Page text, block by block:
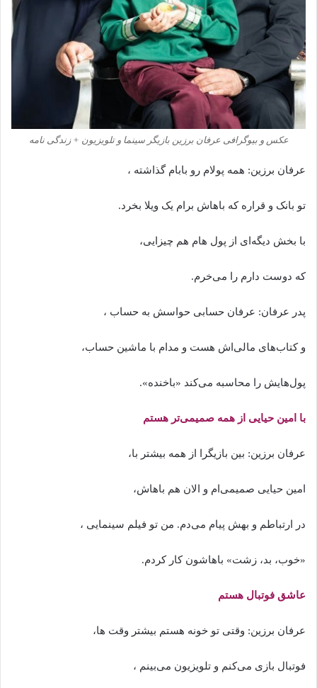
عکس و بیوگرافی عرفان برزین بازیگر سینما و تلویزیون + زندگی نامه
عرفان برزین: همه پولام رو بابام گذاشته ،
تو بانک و قراره که باهاش برام یک ویلا بخرد.
با بخش دیگه‌ای از پول هام هم چیزایی،
که دوست دارم را می‌خرم.
پدر عرفان: عرفان حسابی حواسش به حساب ،
و کتاب‌های مالی‌اش هست و مدام با ماشین حساب،
پول‌هایش را محاسبه می‌کند «باخنده».
با امین حیایی از همه صمیمی‌تر هستم
عرفان برزین: بین بازیگرا از همه بیشتر با،
امین حیایی صمیمی‌ام و الان هم باهاش،
در ارتباطم و بهش پیام می‌دم. من تو فیلم سینمایی ،
«خوب، بد، زشت» باهاشون کار کردم.
عاشق فوتبال هستم
عرفان برزین: وقتی تو خونه هستم بیشتر وقت ها،
فوتبال بازی می‌کنم و تلویزیون می‌بینم ،